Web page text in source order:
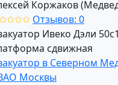
Коржаков
Отзывов: 0
Ивеко Дэли
сдвижная
в Северном
Москвы